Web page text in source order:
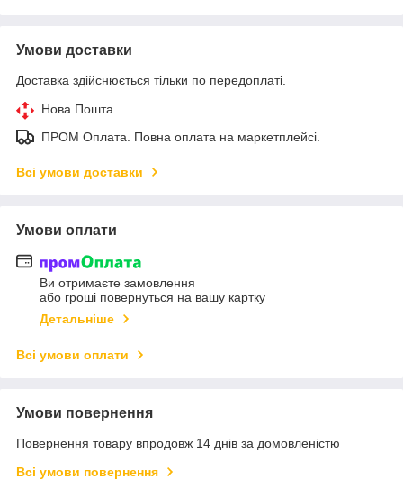
Умови доставки
Доставка здійснюється тільки по передоплаті.
Нова Пошта
ПРОМ Оплата. Повна оплата на маркетплейсі.
Всі умови доставки
Умови оплати
Ви отримаєте замовлення
або гроші повернуться на вашу картку
Детальніше
Всі умови оплати
Умови повернення
Повернення товару впродовж 14 днів за домовленістю
Всі умови повернення